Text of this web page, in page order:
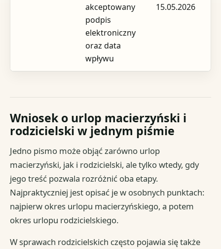
akceptowany
podpis
elektroniczny
oraz data
wpływu
15.05.2026
Wniosek o urlop macierzyński i
rodzicielski w jednym piśmie
Jedno pismo może objąć zarówno urlop
macierzyński, jak i rodzicielski, ale tylko wtedy, gdy
jego treść pozwala rozróżnić oba etapy.
Najpraktyczniej jest opisać je w osobnych punktach:
najpierw okres urlopu macierzyńskiego, a potem
okres urlopu rodzicielskiego.
W sprawach rodzicielskich często pojawia się także